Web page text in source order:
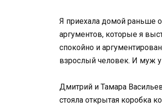
Я приехала домой раньше
аргументов, которые я
спокойно и
взрослый человек. И муж
Дмитрий и Тамара
стояла открытая коробка